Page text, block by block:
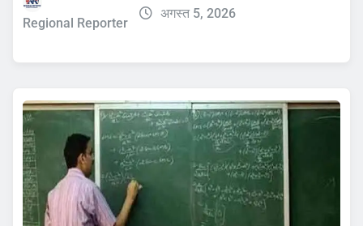
Regional Reporter
अगस्त 5, 2026